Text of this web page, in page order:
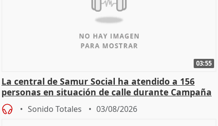
03:55
La central de Samur Social ha atendido a 156
personas en situación de calle durante Campaña
de Calor
Sonido Totales 03/08/2026